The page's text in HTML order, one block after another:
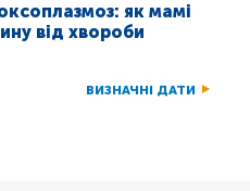
як мамі
від хвороби
ВИЗНАЧНІ ДАТИ